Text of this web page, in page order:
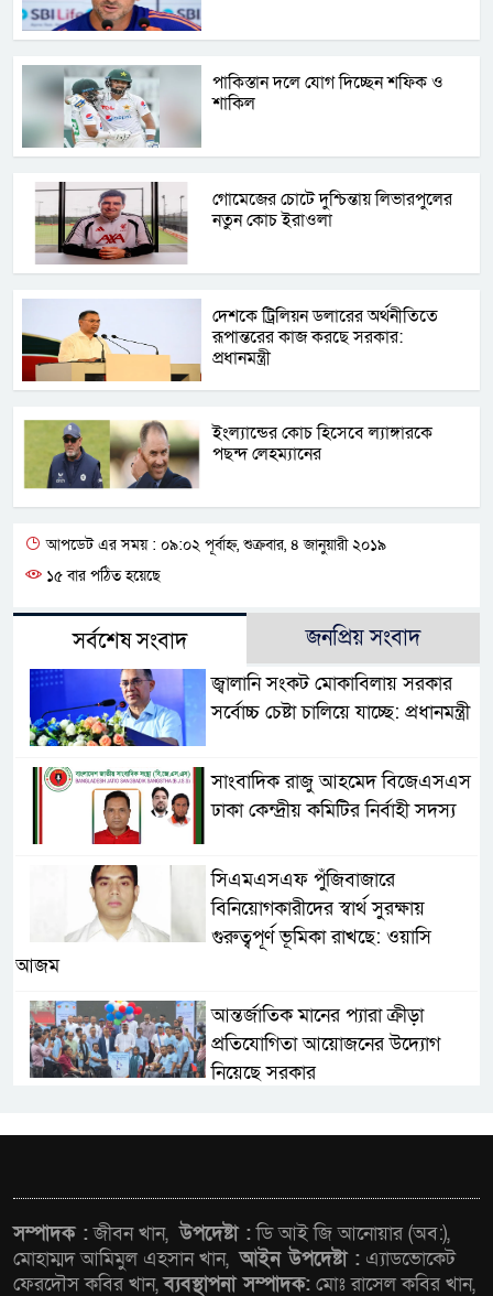
পাকিস্তান দলে যোগ দিচ্ছেন শফিক ও
শাকিল
গোমেজের চোটে দুশ্চিন্তায় লিভারপুলের
নতুন কোচ ইরাওলা
দেশকে ট্রিলিয়ন ডলারের অর্থনীতিতে
রূপান্তরের কাজ করছে সরকার:
প্রধানমন্ত্রী
ইংল্যান্ডের কোচ হিসেবে ল্যাঙ্গারকে
পছন্দ লেহম্যানের
আপডেট এর সময় : ০৯:০২ পূর্বাহ্ন, শুক্রবার, ৪ জানুয়ারী ২০১৯
১৫ বার পঠিত হয়েছে
সর্বশেষ সংবাদ জনপ্রিয় সংবাদ
জ্বালানি সংকট মোকাবিলায় সরকার
সর্বোচ্চ চেষ্টা চালিয়ে যাচ্ছে: প্রধানমন্ত্রী
সাংবাদিক রাজু আহমেদ বিজেএসএস
ঢাকা কেন্দ্রীয় কমিটির নির্বাহী সদস্য
সিএমএসএফ পুঁজিবাজারে
বিনিয়োগকারীদের স্বার্থ সুরক্ষায়
গুরুত্বপূর্ণ ভূমিকা রাখছে: ওয়াসি
আজম
আন্তর্জাতিক মানের প্যারা ক্রীড়া
প্রতিযোগিতা আয়োজনের উদ্যোগ
নিয়েছে সরকার
লালমনিরহাটে মাদকসহ
মোটরসাইকেল জব্দ বিজিবি’র
সম্পাদক :জীবন খান,উপদেষ্টা :ডি আই জি আনোয়ার (অব:),
মোহাম্মদ আমিমুল এহসান খান,আইন উপদেষ্টা : এ্যাডভোকেট
ফেরদৌস কবির খান,ব্যবস্থাপনা সম্পাদক: মোঃ রাসেল কবির খান,